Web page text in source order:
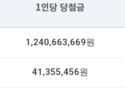
1인당 당첨금
1,240,663,669원
41,355,456원